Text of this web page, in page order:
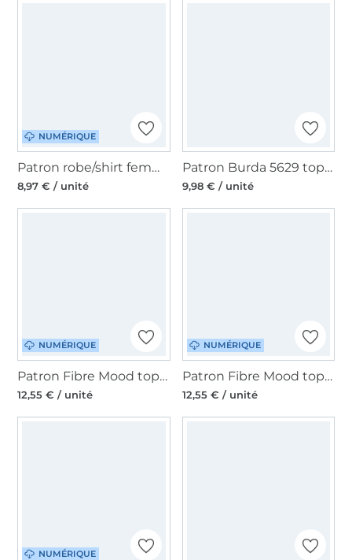
NUMÉRIQUE
Patron robe/shirt femme pdf Gaia TINAlisa, en allemand
8,97 € / unité
Patron Burda 5629 top femme, en français
9,98 € / unité
NUMÉRIQUE
Patron Fibre Mood top femme pdf Willow, en français
12,55 € / unité
NUMÉRIQUE
Patron Fibre Mood top femme pdf Denver, en français
12,55 € / unité
NUMÉRIQUE